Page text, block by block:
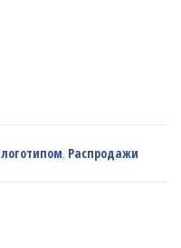
, Распродажи